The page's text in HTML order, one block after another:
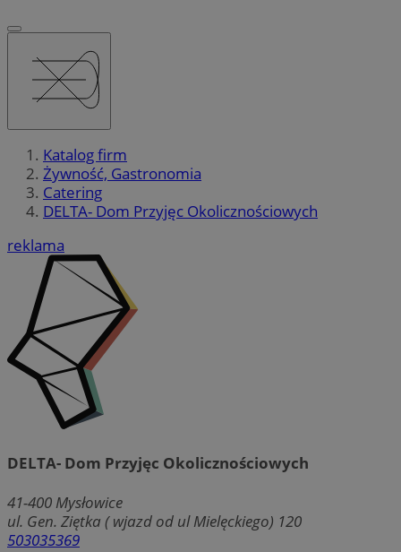
Katalog firm
Żywność, Gastronomia
Catering
DELTA- Dom Przyjęc Okolicznościowych
reklama
DELTA- Dom Przyjęc Okolicznościowych
41-400 Mysłowice
ul. Gen. Ziętka ( wjazd od ul Mielęckiego) 120
503035369